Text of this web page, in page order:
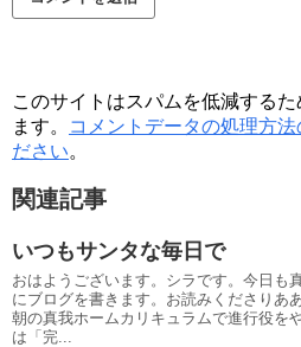
このサイトはスパムを低減する
ます。
コメントデータの処理方
ださい。
関連記事
いつもサンタな毎日で
おはようございます。シラです。今日も
にブログを書きます。お読みくださりあ
朝の真我ホームカリキュラムで進行役を
は「完...